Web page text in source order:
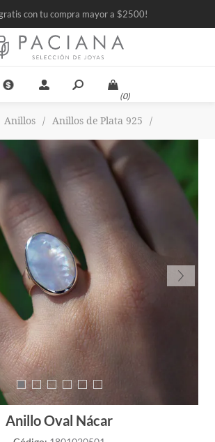
con tu compra mayor a $2500!
(0)
Anillos / Anillos de Plata 925 /
Anillo Oval Nácar